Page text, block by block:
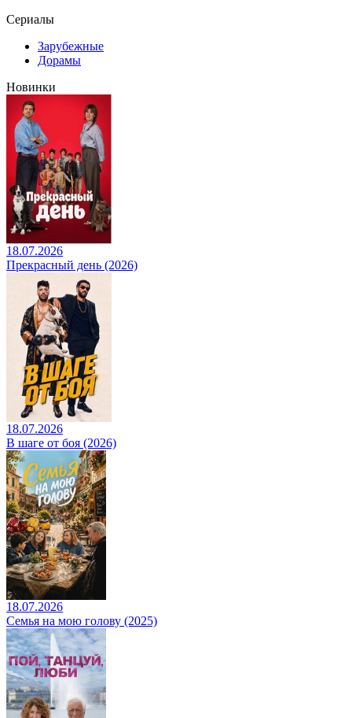
Сериалы
Зарубежные
Дорамы
Новинки
18.07.2026
Прекрасный день (2026)
18.07.2026
В шаге от боя (2026)
18.07.2026
Семья на мою голову (2025)